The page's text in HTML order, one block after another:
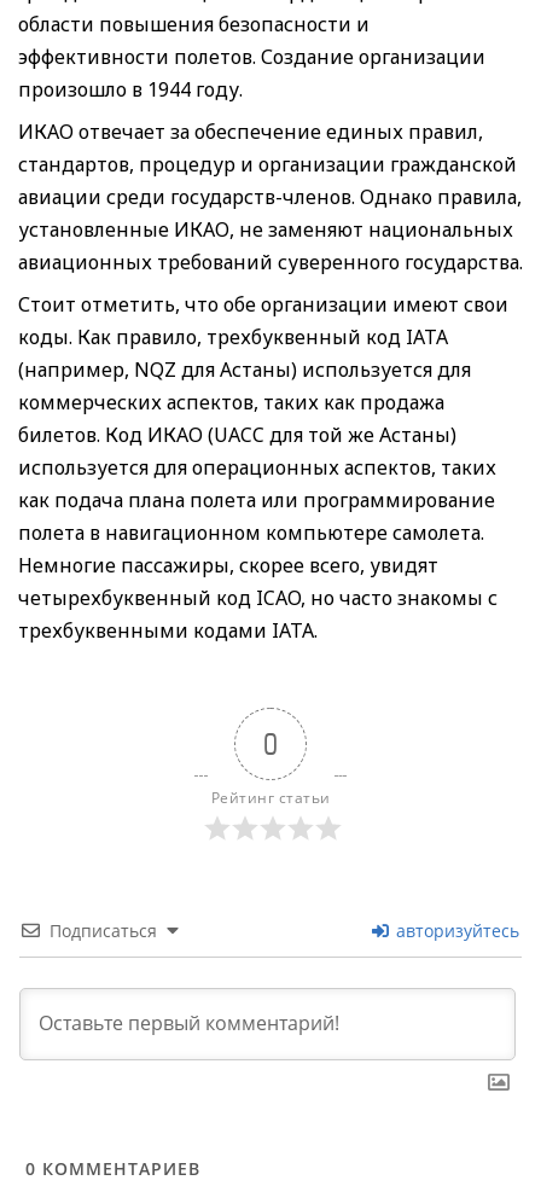
области повышения безопасности и
эффективности полетов. Создание организации
произошло в 1944 году.
ИКАО отвечает за обеспечение единых правил,
стандартов, процедур и организации гражданской
авиации среди государств-членов. Однако правила,
установленные ИКАО, не заменяют национальных
авиационных требований суверенного государства.
Стоит отметить, что обе организации имеют свои
коды. Как правило, трехбуквенный код IATA
(например, NQZ для Астаны) используется для
коммерческих аспектов, таких как продажа
билетов. Код ИКАО (UACC для той же Астаны)
используется для операционных аспектов, таких
как подача плана полета или программирование
полета в навигационном компьютере самолета.
Немногие пассажиры, скорее всего, увидят
четырехбуквенный код ICAO, но часто знакомы с
трехбуквенными кодами IATA.
0
Рейтинг статьи
Подписаться авторизуйтесь
0 КОММЕНТАРИЕВ